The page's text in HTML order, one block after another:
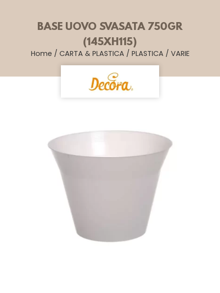
BASE UOVO SVASATA 750GR
(145XH115)
Home / CARTA & PLASTICA / PLASTICA / VARIE